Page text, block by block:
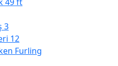
3
12
Furling